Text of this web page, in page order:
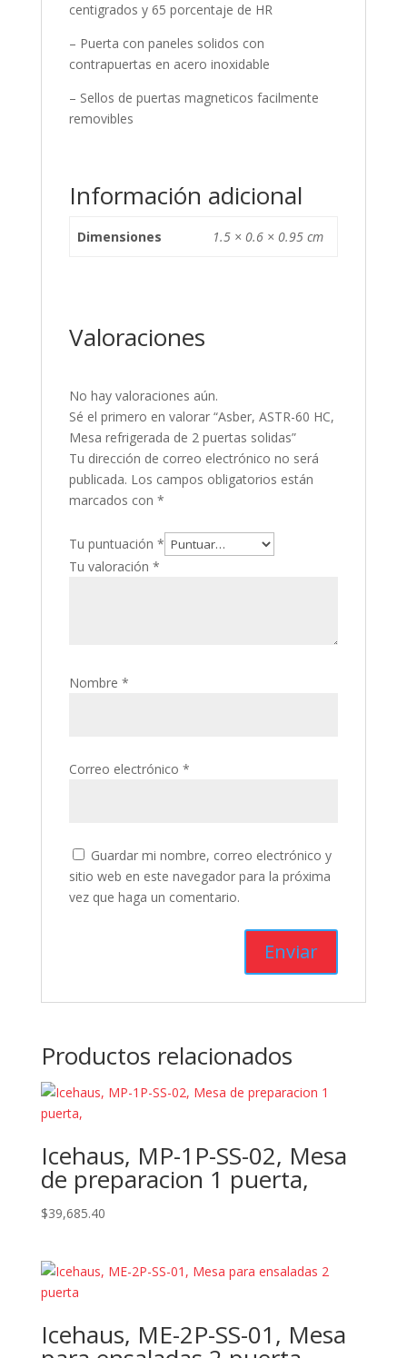
centigrados y 65 porcentaje de HR
– Puerta con paneles solidos con
contrapuertas en acero inoxidable
– Sellos de puertas magneticos facilmente
removibles
Información adicional
Dimensiones 1.5 × 0.6 × 0.95 cm
Valoraciones
No hay valoraciones aún.
Sé el primero en valorar “Asber, ASTR-60 HC,
Mesa refrigerada de 2 puertas solidas”
Tu dirección de correo electrónico no será
publicada. Los campos obligatorios están
marcados con *
Tu puntuación *
Tu valoración *
Nombre *
Correo electrónico *
Guardar mi nombre, correo electrónico y
sitio web en este navegador para la próxima
vez que haga un comentario.
Productos relacionados
Icehaus, MP-1P-SS-02, Mesa
de preparacion 1 puerta,
$39,685.40
Icehaus, ME-2P-SS-01, Mesa